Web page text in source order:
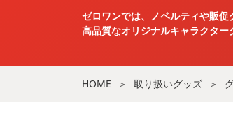
ゼロワンでは、ノベルティや販促
高品質なオリジナルキャラクター
HOME 取り扱いグッズ